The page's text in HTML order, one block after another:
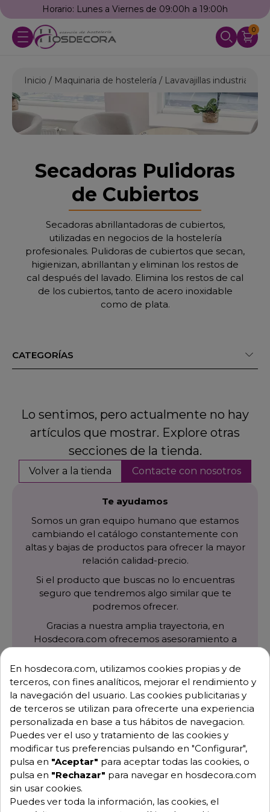
Horario: Lunes a Viernes de 09:00h a 19:00h
0
Inicio Maquinaria de hostelería Lavavajillas industriales
Secadoras Pulidoras
de Cubiertos
Secadoras abrillantadoras de cubiertos,
utilizadas en negocios de la hostelería
profesionales. Pulidoras de cubiertos que secan,
higienizan, abrillantan y eliminan los restos de
cal después del lavado. Elimina los restos de cal
de los cubiertos, tanto de acero inoxidable
como de plata.
CATEGORÍAS
Lo sentimos, pero actualmente no hay
artículos que mostrar. Explore otras
secciones de la tienda.
Volver a la tienda Contacte con nosotros
Te ayudamos
Somos un gran equipo humano que estamos
cambiando el catálogo constantemente con
altas y bajas de productos para ofrecer la mayor
relación calidad-precio.
Si el producto que buscas no lo encuentras
seguro que tendremos algo similar que te
podremos ofrecer.
Gracias a nuestra amplia trayectoria, en
Hosdecora.com ofrecemos asesoramiento a
cocina industrial con la mejor maquinaria de
hostelería, siempre con los mejores precios.
En hosdecora.com, utilizamos cookies propias y de
terceros, con fines analíticos, mejorar el rendimiento y
la navegación del usuario. Las cookies publicitarias y
de terceros se utilizan para ofrecerte una experiencia
personalizada en base a tus hábitos de navegacion.
Puedes ver el uso y tratamiento de las cookies y
modificar tus preferencias pulsando en "Configurar",
pulsa en "Aceptar" para aceptar todas las cookies, o
pulsa en "Rechazar" para navegar en hosdecora.com
sin usar cookies.
Puedes ver toda la información, las cookies, el